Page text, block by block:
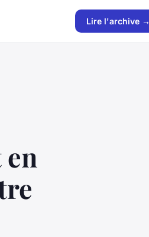
Lire l'archive →